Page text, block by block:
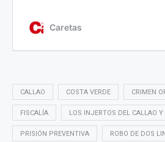
CALLAO COSTA VERDE CRIMEN
FISCALÍA LOS INJERTOS DEL CALLAO
PRISIÓN PREVENTIVA ROBO DE DOS